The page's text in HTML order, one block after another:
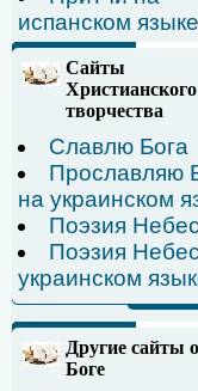
испанском языке
Сайты
Христианского
творчества
Славлю Бога
Прославляю
на украинском
Поэзия Небес
Поэзия
украинском
Другие сайты о
Боге